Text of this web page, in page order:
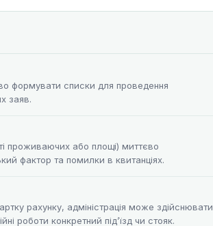
формувати списки для проведення
заяв.
проживаючих або площі) миттєво
фактор та помилки в квитанціях.
рахунку, адміністрація може здійснювати
роботи конкретний під’їзд чи стояк.